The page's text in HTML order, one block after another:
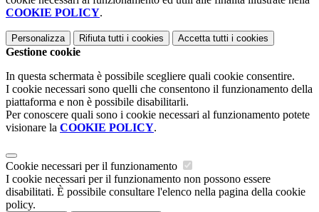
COOKIE POLICY.
Personalizza Rifiuta tutti i cookies Accetta tutti i cookies
Gestione cookie
In questa schermata è possibile scegliere quali cookie consentire.
I cookie necessari sono quelli che consentono il funzionamento della
piattaforma e non è possibile disabilitarli.
Per conoscere quali sono i cookie necessari al funzionamento potete
visionare la COOKIE POLICY.
Cookie necessari per il funzionamento
I cookie necessari per il funzionamento non possono essere
disabilitati. È possibile consultare l'elenco nella pagina della cookie
policy.